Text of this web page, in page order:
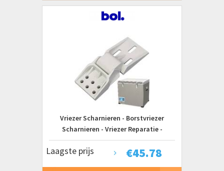
Vriezer Scharnieren - Borstvriezer
Scharnieren - Vriezer Reparatie -
Universeel Ontwerp - 12.8x5.3x2cm - Wit
€45.78
Laagste prijs